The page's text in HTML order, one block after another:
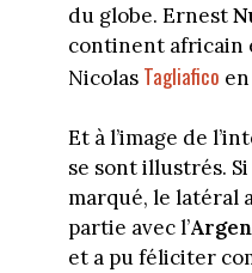
du globe. Ernest
continent africain
Nicolas Tagliafico
Et à l’image de
se sont illustrés. Si
marqué, le latéral
partie avec l’
et a pu féliciter